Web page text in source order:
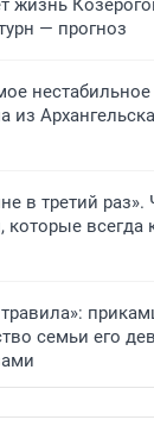
— прогноз
нестабильное
из
в третий раз».
которые всегда
семьи его